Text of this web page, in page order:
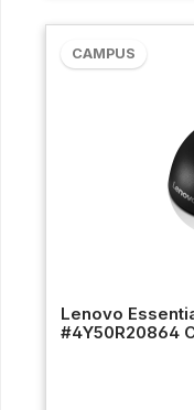
CAMPUS
Lenovo
#4Y50R20864